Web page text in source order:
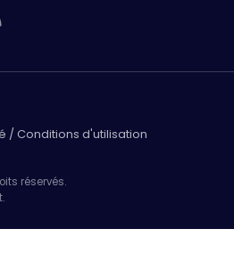
/ Conditions d'utilisation
réservés.